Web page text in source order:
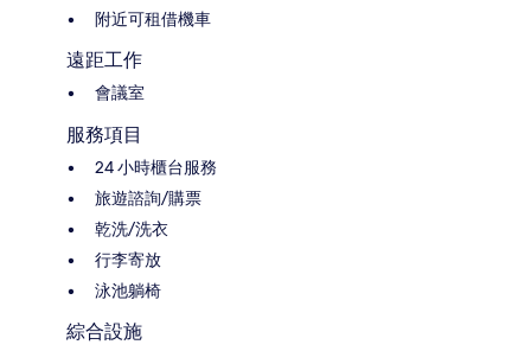
附近可租借機車
遠距工作
會議室
服務項目
24 小時櫃台服務
旅遊諮詢/購票
乾洗/洗衣
行李寄放
泳池躺椅
綜合設施